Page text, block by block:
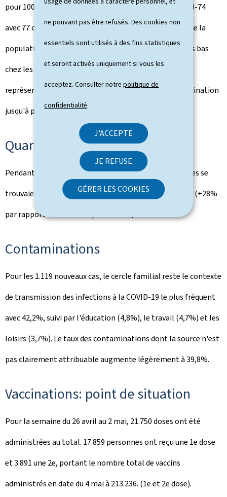
ne pouvant pas être refusés. Des cookies non
essentiels sont utilisés à des fins statistiques
et seront activés uniquement si vous les
acceptez. Consulter notrepolitique de
confidentialité.
J'ACCEPTE
JE REFUSE
GÉRER LES COOKIES
pour 100.000 habitants suivi par la tranche d'âge des 60-74
avec 77 cas pour 100.000 habitants. Comparé au reste de la
population, on observe un taux d'incidence 2,5 fois plus bas
chez les personnes de 60 ans et plus. Cette catégorie
représentait la cible principale de la campagne de vaccination
jusqu'à présent.
Quarantaines et isolements
Pendant la semaine du 26 avril au 2 mai, 2.734 personnes se
trouvaient en isolement (-4%) et 3.641 en quarantaine (+28%
par rapport à la semaine précédente).
Contaminations
Pour les 1.119 nouveaux cas, le cercle familial reste le contexte
de transmission des infections à la COVID-19 le plus fréquent
avec 42,2%, suivi par l'éducation (4,8%), le travail (4,7%) et les
loisirs (3,7%). Le taux des contaminations dont la source n'est
pas clairement attribuable augmente légèrement à 39,8%.
Vaccinations: point de situation
Pour la semaine du 26 avril au 2 mai, 21.750 doses ont été
administrées au total. 17.859 personnes ont reçu une 1e dose
et 3.891 une 2e, portant le nombre total de vaccins
administrés en date du 4 mai à 213.236. (1e et 2e dose).